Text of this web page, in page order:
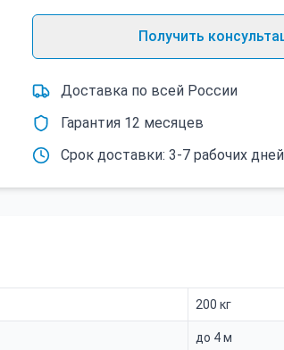
Получить
Доставка по всей России
Гарантия 12 месяцев
Срок доставки: 3-7 рабочих дней
200 кг
до 4 м